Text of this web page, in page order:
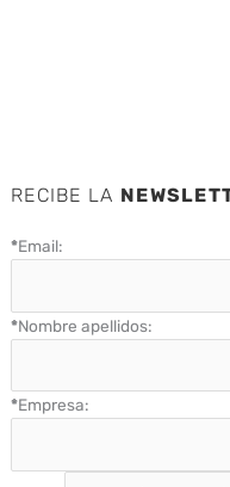
RECIBE LA
*Email:
*Nombre apellidos:
*Empresa: